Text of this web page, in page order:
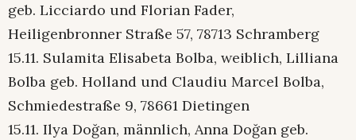
geb. Licciardo und Florian Fader,
Heiligenbronner Straße 57, 78713 Schramberg
15.11. Sulamita Elisabeta Bolba, weiblich, Lilliana
Bolba geb. Holland und Claudiu Marcel Bolba,
Schmiedestraße 9, 78661 Dietingen
15.11. Ilya Doğan, männlich, Anna Doğan geb.